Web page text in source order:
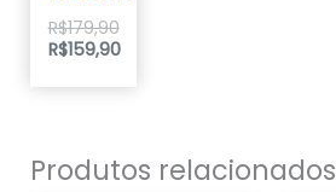
5.00
de 5
R$179,90
R$159,90
Produtos relacionados